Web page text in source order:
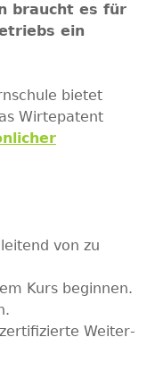
braucht es für
ein
bietet
Wirtepatent
von zu
Kurs beginnen.
Weiter­